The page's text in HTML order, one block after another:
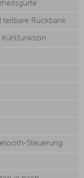
Rückbank
Kühlfunktion
Steuerung